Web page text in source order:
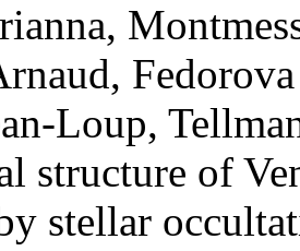
,
, Fedorova
Loup,
structure of
stellar